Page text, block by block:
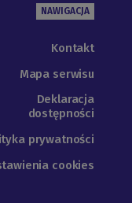
NAWIGACJA
Kontakt
Mapa serwisu
Deklaracja
dostępności
prywatności
cookies